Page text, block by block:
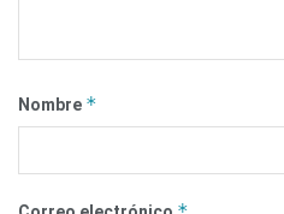
Nombre *